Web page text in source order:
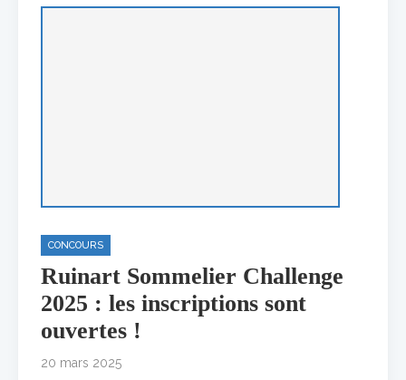
CONCOURS
Ruinart Sommelier Challenge
2025 : les inscriptions sont
ouvertes !
20 mars 2025